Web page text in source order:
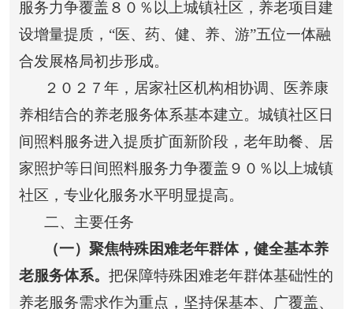
服务力争覆盖８０％以上城镇社区，养老项目建
设增量提质，“医、药、健、养、游”五位一体融
合发展格局初步形成。
２０２７年，居家社区机构相协调、医养康
养相结合的养老服务体系基本建立。城镇社区日
间照料服务进入提质扩面新阶段，老年助餐、居
家照护等日间照料服务力争覆盖９０％以上城镇
社区，专业化服务水平明显提高。
二、主要任务
（一）聚焦特殊困难老年群体，健全基本养
老服务体系。 把保障特殊困难老年群体基础性的
养老服务需求作为重点，坚持保基本、广覆盖、